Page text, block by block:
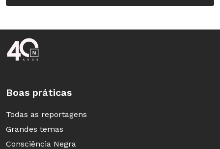
Rodapé da Nova Escola
Boas práticas
Todas as reportagens
Grandes temas
Consciência Negra